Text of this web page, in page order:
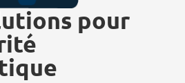
pour